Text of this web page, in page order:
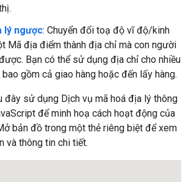
lý ngược: Chuyển đổi toạ độ vĩ độ/kinh
Mã địa điểm thành địa chỉ mà con người
Bạn có thể sử dụng địa chỉ cho nhiều
gồm cả giao hàng hoặc đến lấy hàng.
đây sử dụng Dịch vụ mã hoá địa lý thông
để minh hoạ cách hoạt động của
bản đồ trong một thẻ riêng biệt để xem
và thông tin chi tiết.